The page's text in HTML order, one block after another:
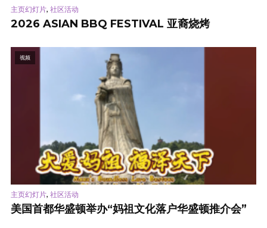
主页幻灯片, 社区活动
2026 ASIAN BBQ FESTIVAL 亚裔烧烤
视频
主页幻灯片, 社区活动
美国首都华盛顿举办“妈祖文化落户华盛顿推介会”